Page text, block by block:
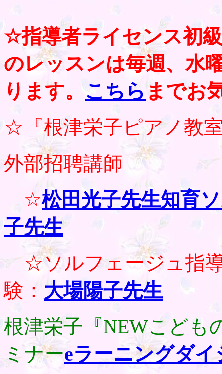
☆指導者ライセンス初
のレッスンは毎週、水
ります。こちら までお
☆『根津栄子ピアノ教
外部招聘講師
☆松田光子先生知育
子先生
☆ソルフェージュ指導
験： 大場陽子先生
根津栄子『NEWこども
ミナーeラーニングダ